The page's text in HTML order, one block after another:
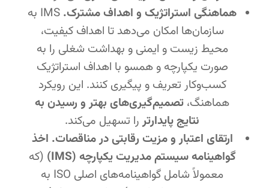
هماهنگی استراتژیک و اهداف مشترک.
IMS به
سازمان‌ها امکان می‌دهد تا اهداف کیفیت،
محیط زیست و ایمنی و بهداشت شغلی را به
صورت یکپارچه و همسو با اهداف استراتژیک
کسب‌وکار تعریف و پیگیری کنند. این رویکرد
هماهنگ، تصمیم‌گیری‌های بهتر و رسیدن به
نتایج پایدارتر را تسهیل می‌کند.
ارتقای اعتبار و مزیت رقابتی در مناقصات. اخذ
گواهینامه سیستم مدیریت یکپارچه (IMS)
(که
معمولاً شامل گواهینامه‌های اصلی ISO به